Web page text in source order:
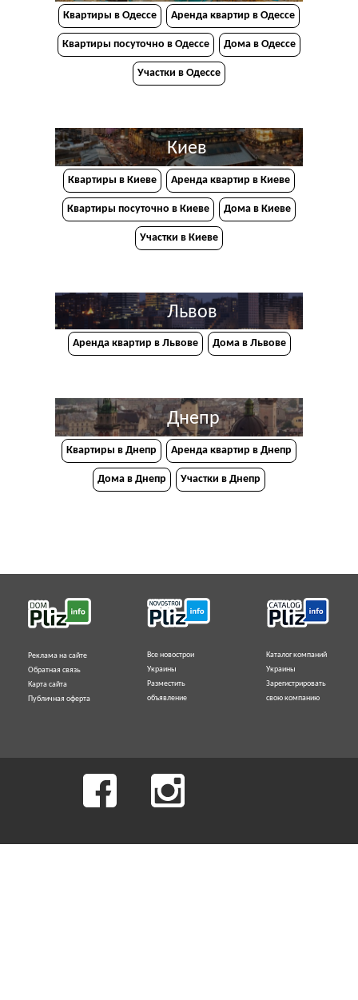
Квартиры в Одессе Аренда квартир в Одессе
Квартиры посуточно в Одессе Дома в Одессе
Участки в Одессе
Киев
Квартиры в Киеве Аренда квартир в Киеве
Квартиры посуточно в Киеве Дома в Киеве
Участки в Киеве
Львов
Аренда квартир в Львове Дома в Львове
Днепр
Квартиры в Днепр Аренда квартир в Днепр
Дома в Днепр Участки в Днепр
Реклама на сайте
Обратная связь
Карта сайта
Публичная оферта
Все новострои
Украины
Разместить
объявление
Каталог компаний
Украины
Зарегистрировать
свою компанию